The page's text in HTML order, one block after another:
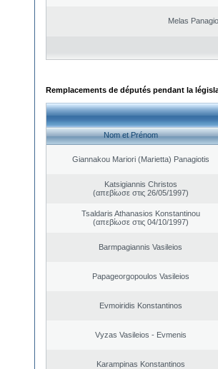
Melas
Remplacements de députés pendant la
Nom et Prénom
Giannakou Mariori (Marietta) Panagiotis
Katsigiannis Christos
(απεβίωσε στις 26/05/1997)
Tsaldaris Athanasios Konstantinou
(απεβίωσε στις 04/10/1997)
Barmpagiannis Vasileios
Papageorgopoulos Vasileios
Evmoiridis Konstantinos
Vyzas Vasileios - Evmenis
Karampinas Konstantinos